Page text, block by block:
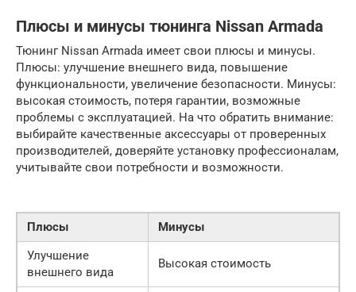
Плюсы и минусы тюнинга Nissan Armada
Тюнинг Nissan Armada имеет свои плюсы и минусы.
Плюсы: улучшение внешнего вида, повышение
функциональности, увеличение безопасности. Минусы:
высокая стоимость, потеря гарантии, возможные
проблемы с эксплуатацией. На что обратить внимание:
выбирайте качественные аксессуары от проверенных
производителей, доверяйте установку профессионалам,
учитывайте свои потребности и возможности.
Плюсы
Минусы
Улучшение
внешнего вида
Высокая стоимость